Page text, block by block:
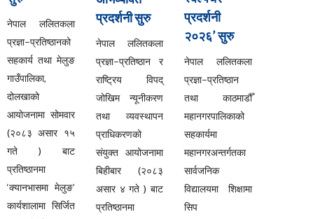
नेपाल ललितकला
प्रज्ञा–प्रतिष्ठानको
सहकार्य तथा मेलुङ
गाउँपालिका,
दोलखाको
आयोजनामा सोमवार
(२०८३ असार १५
गते ) बाट
प्रतिष्ठानमा
‘क्यानभासमा मेलुङ’
कार्यशालामा सिर्जित
प्रदर्शनी सुरु
नेपाल ललितकला
प्रज्ञा–प्रतिष्ठान र
राष्ट्रिय विपद्
जोखिम न्यूनीकरण
तथा व्यवस्थापन
प्राधिकरणको
संयुक्त आयोजनामा
बिहीबार (२०८३
असार ४ गते ) बाट
प्रतिष्ठानमा
प्रदर्शनी
२०२६’ सुरु
नेपाल ललितकला
प्रज्ञा–प्रतिष्ठान
तथा काठमाडौँ
महानगरपालिकाको
सहकार्यमा
महानगरअन्तर्गतका
सार्वजनिक
विद्यालयमा शिक्षामा
सिप